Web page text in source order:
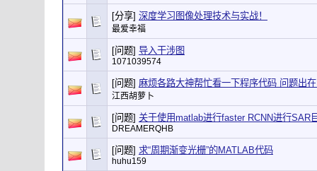
[分享] 深度学习图像处理技术与实战！
最爱幸福
[问题] 导入干涉图
1071039574
[问题] 麻烦各路大神帮忙看一下程序代码 问题出
江西胡萝卜
[问题] 关于使用matlab进行faster RCNN进行SAR
DREAMERQHB
[问题] 求“周期渐变光栅”的MATLAB代码
huhu159